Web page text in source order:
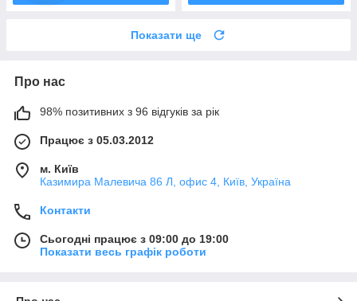
Показати ще
Про нас
98% позитивних з 96 відгуків за рік
Працює з 05.03.2012
м. Київ
Казимира Малевича 86 Л, офис 4, Київ, Україна
Контакти
Сьогодні працює з 09:00 до 19:00
Показати весь графік роботи